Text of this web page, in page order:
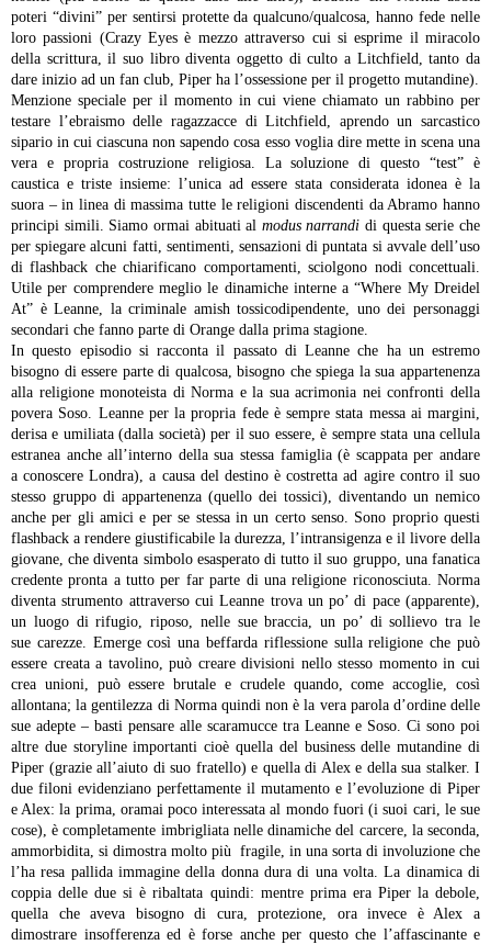
poteri “divini” per sentirsi protette da qualcuno/qualcosa, hanno fede nelle
loro passioni (Crazy Eyes è mezzo attraverso cui si esprime il miracolo
della scrittura, il suo libro diventa oggetto di culto a Litchfield, tanto da
dare inizio ad un fan club, Piper ha l’ossessione per il progetto mutandine).
Menzione speciale per il momento in cui viene chiamato un rabbino per
testare l’ebraismo delle ragazzacce di Litchfield, aprendo un sarcastico
sipario in cui ciascuna non sapendo cosa esso voglia dire mette in scena una
vera e propria costruzione religiosa. La soluzione di questo “test” è
caustica e triste insieme: l’unica ad essere stata considerata idonea è la
suora – in linea di massima tutte le religioni discendenti da Abramo hanno
principi simili. Siamo ormai abituati al modus narrandi di questa serie che
per spiegare alcuni fatti, sentimenti, sensazioni di puntata si avvale dell’uso
di flashback che chiarificano comportamenti, sciolgono nodi concettuali.
Utile per comprendere meglio le dinamiche interne a “Where My Dreidel
At” è Leanne, la criminale amish tossicodipendente, uno dei personaggi
secondari che fanno parte di Orange dalla prima stagione.
In questo episodio si racconta il passato di Leanne che ha un estremo
bisogno di essere parte di qualcosa, bisogno che spiega la sua appartenenza
alla religione monoteista di Norma e la sua acrimonia nei confronti della
povera Soso. Leanne per la propria fede è sempre stata messa ai margini,
derisa e umiliata (dalla società) per il suo essere, è sempre stata una cellula
estranea anche all’interno della sua stessa famiglia (è scappata per andare
a conoscere Londra), a causa del destino è costretta ad agire contro il suo
stesso gruppo di appartenenza (quello dei tossici), diventando un nemico
anche per gli amici e per se stessa in un certo senso. Sono proprio questi
flashback a rendere giustificabile la durezza, l’intransigenza e il livore della
giovane, che diventa simbolo esasperato di tutto il suo gruppo, una fanatica
credente pronta a tutto per far parte di una religione riconosciuta. Norma
diventa strumento attraverso cui Leanne trova un po’ di pace (apparente),
un luogo di rifugio, riposo, nelle sue braccia, un po’ di sollievo tra le
sue carezze. Emerge così una beffarda riflessione sulla religione che può
essere creata a tavolino, può creare divisioni nello stesso momento in cui
crea unioni, può essere brutale e crudele quando, come accoglie, così
allontana; la gentilezza di Norma quindi non è la vera parola d’ordine delle
sue adepte – basti pensare alle scaramucce tra Leanne e Soso. Ci sono poi
altre due storyline importanti cioè quella del business delle mutandine di
Piper (grazie all’aiuto di suo fratello) e quella di Alex e della sua stalker. I
due filoni evidenziano perfettamente il mutamento e l’evoluzione di Piper
e Alex: la prima, oramai poco interessata al mondo fuori (i suoi cari, le sue
cose), è completamente imbrigliata nelle dinamiche del carcere, la seconda,
ammorbidita, si dimostra molto più fragile, in una sorta di involuzione che
l’ha resa pallida immagine della donna dura di una volta. La dinamica di
coppia delle due si è ribaltata quindi: mentre prima era Piper la debole,
quella che aveva bisogno di cura, protezione, ora invece è Alex a
dimostrare insofferenza ed è forse anche per questo che l’affascinante e